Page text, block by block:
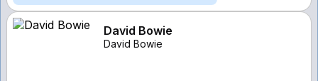
David Bowie
David Bowie